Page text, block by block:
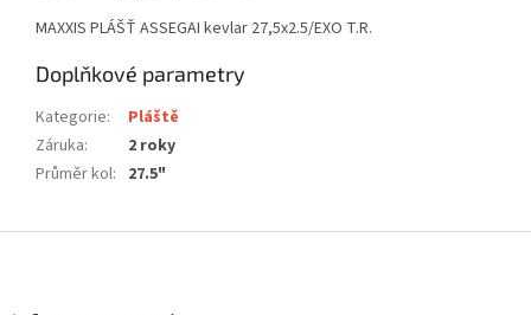
MAXXIS PLÁŠŤ ASSEGAI kevlar 27,5x2.5/EXO T.R.
Doplňkové parametry
Kategorie:
Pláště
Záruka:
2 roky
Průměr kol: 27.5"